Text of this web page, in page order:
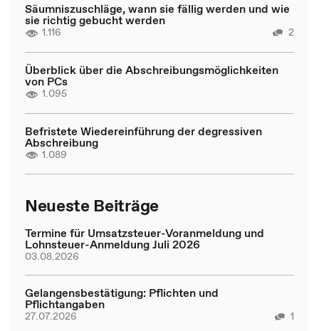
Säumniszuschläge, wann sie fällig werden und wie
sie richtig gebucht werden
1.116 2
Überblick über die Abschreibungsmöglichkeiten
von PCs
1.095
Befristete Wiedereinführung der degressiven
Abschreibung
1.089
Neueste Beiträge
Termine für Umsatzsteuer-Voranmeldung und
Lohnsteuer-Anmeldung Juli 2026
03.08.2026
Gelangensbestätigung: Pflichten und
Pflichtangaben
27.07.2026 1